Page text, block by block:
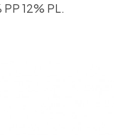
12% PL.